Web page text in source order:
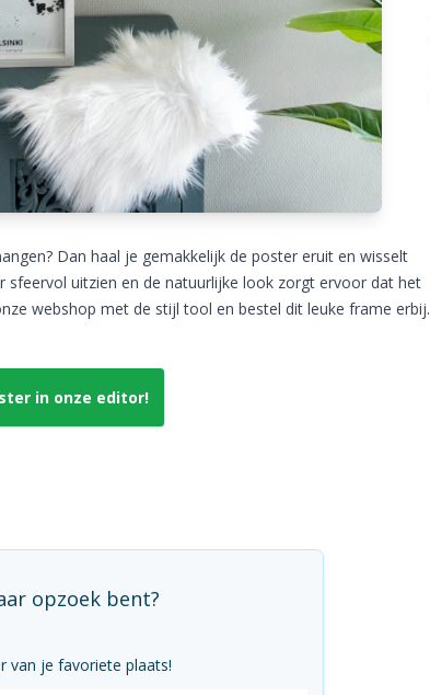
Dan haal je gemakkelijk de poster eruit en wisselt
uitzien en de natuurlijke look zorgt ervoor dat het
webshop met de stijl tool en bestel dit leuke frame erbij.
in onze editor!
opzoek bent?
van je favoriete plaats!